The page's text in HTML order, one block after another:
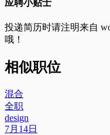
应聘小贴士
投递简历时请注明来自
哦！
相似职位
混合
全职
design
7月14日